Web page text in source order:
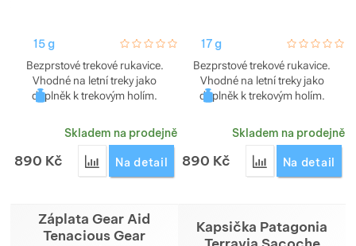
15 g hodnoceni_zakazniku
0 / 5
Bezprstové trekové rukavice.
Vhodné na letní treky jako
doplněk k trekovým holím.
Skladem na prodejně
890 Kč Přidat 'Rukavice Montbell Wickron UV-TECT
Na detail
17 g
0 / 5
Bezprstové trekové rukavice.
Vhodné na letní treky jako
doplněk k trekovým holím.
Skladem na prodejně
890 Kč Přidat 'Rukavice
Na detail
Záplata Gear Aid
Tenacious Gear
Kapsička Patagonia